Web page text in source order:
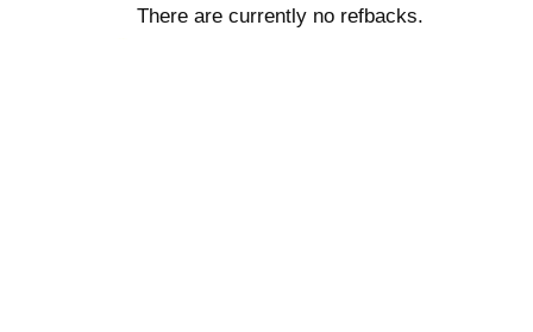
There are currently no refbacks.